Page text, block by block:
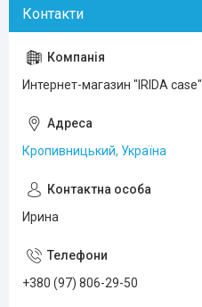
Интернет-магазин "IRIDA case"
Кропивницький, Україна
Ирина
+380 (97) 806-29-50